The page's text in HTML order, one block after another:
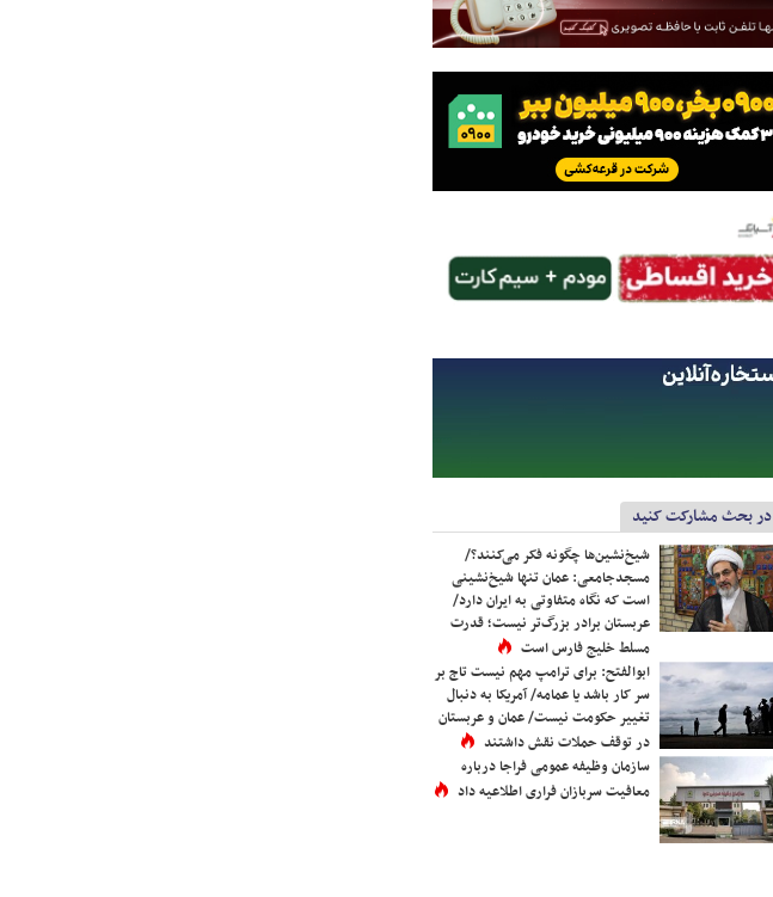
در بحث مشارکت کنید
شیخ‌نشین‌ها چگونه فکر می‌کنند؟/
مسجدجامعی: عمان تنها شیخ‌نشینی
است که نگاه متفاوتی به ایران دارد/
عربستان برادر بزرگ‌تر نیست؛ قدرت
مسلط خلیج فارس است
ابوالفتح: برای ترامپ مهم نیست تاج بر
سر کار باشد یا عمامه/ آمریکا به دنبال
تغییر حکومت نیست/ عمان و عربستان
در توقف حملات نقش داشتند
سازمان وظیفه عمومی فراجا درباره
معافیت سربازان فراری اطلاعیه داد